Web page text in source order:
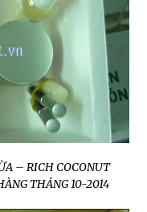
– RICH COCONUT
THÁNG 10-2014